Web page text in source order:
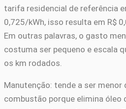
tarifa residencial de referência
0,725/kWh, isso resulta em R$
Em outras palavras, o gasto
costuma ser pequeno e escala
os km rodados.
Manutenção: tende a ser menor
combustão porque elimina óleo